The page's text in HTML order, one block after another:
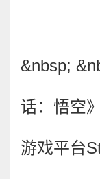
&nbsp;
话：悟空
游戏平台